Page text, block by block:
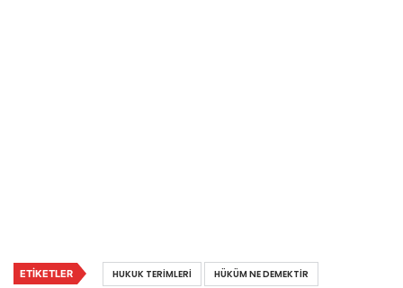
ETIKETLER HUKUK TERIMLERI
HÜKÜM NE DEMEKTIR